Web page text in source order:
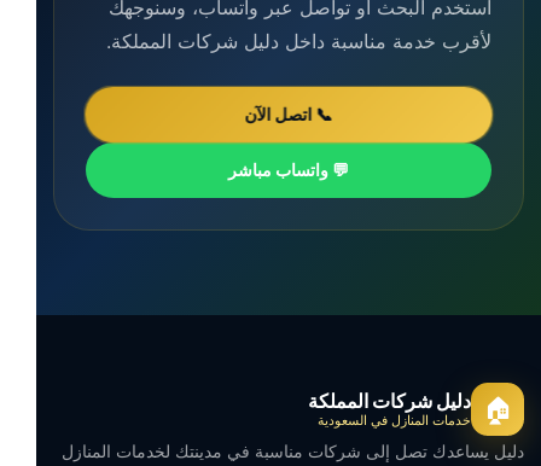
استخدم البحث أو تواصل عبر واتساب، وسنوجهك
لأقرب خدمة مناسبة داخل دليل شركات المملكة.
📞 اتصل الآن
💬 واتساب مباشر
🏠 دليل شركات المملكة
خدمات المنازل في السعودية
دليل يساعدك تصل إلى شركات مناسبة في مدينتك لخدمات المنازل